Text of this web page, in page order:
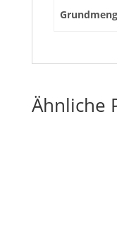
Ähnliche